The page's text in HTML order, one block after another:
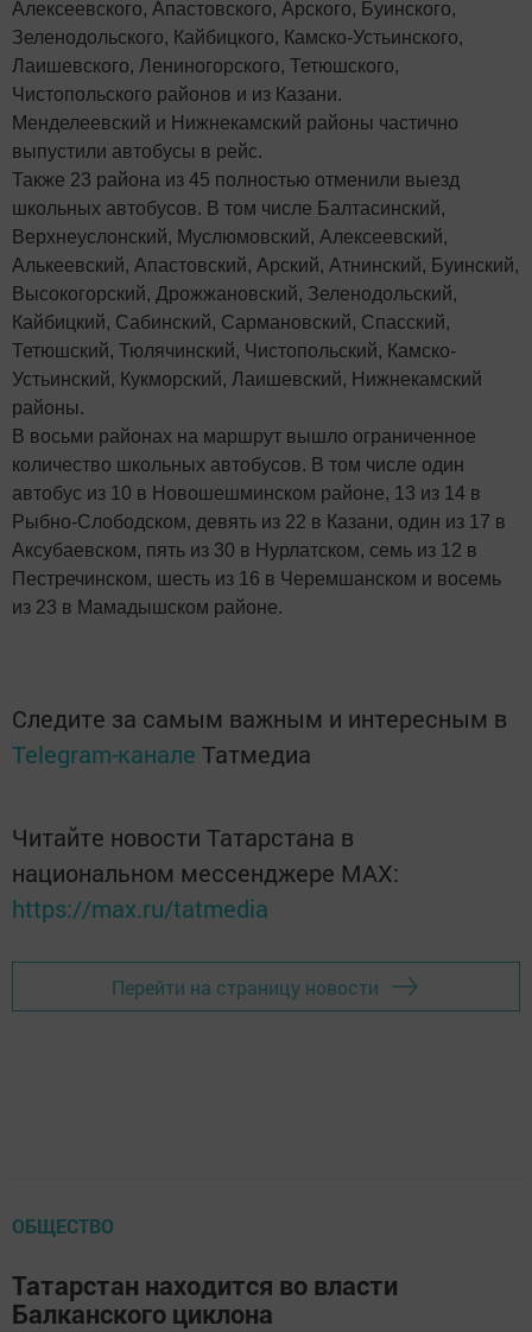
Алексеевского, Апастовского, Арского, Буинского,
Зеленодольского, Кайбицкого, Камско-Устьинского,
Лаишевского, Лениногорского, Тетюшского,
Чистопольского районов и из Казани.
Менделеевский и Нижнекамский районы частично
выпустили автобусы в рейс.
Также 23 района из 45 полностью отменили выезд
школьных автобусов. В том числе Балтасинский,
Верхнеуслонский, Муслюмовский, Алексеевский,
Алькеевский, Апастовский, Арский, Атнинский, Буинский,
Высокогорский, Дрожжановский, Зеленодольский,
Кайбицкий, Сабинский, Сармановский, Спасский,
Тетюшский, Тюлячинский, Чистопольский, Камско-
Устьинский, Кукморский, Лаишевский, Нижнекамский
районы.
В восьми районах на маршрут вышло ограниченное
количество школьных автобусов. В том числе один
автобус из 10 в Новошешминском районе, 13 из 14 в
Рыбно-Слободском, девять из 22 в Казани, один из 17 в
Аксубаевском, пять из 30 в Нурлатском, семь из 12 в
Пестречинском, шесть из 16 в Черемшанском и восемь
из 23 в Мамадышском районе.
Следите за самым важным и интересным в
Telegram-канале Татмедиа
Читайте новости Татарстана в
национальном мессенджере MАХ:
https://max.ru/tatmedia
Перейти на страницу новости
ОБЩЕСТВО
Татарстан находится во власти
Балканского циклона